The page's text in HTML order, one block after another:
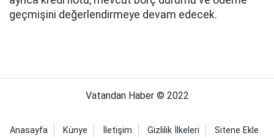
geçmişini değerlendirmeye devam edecek.
Vatandan Haber © 2022
Anasayfa Künye İletişim Gizlilik İlkeleri Sitene Ekle